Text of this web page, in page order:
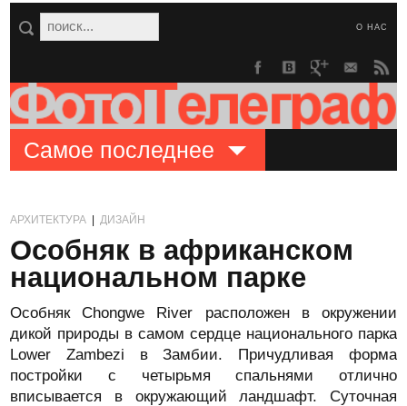
О НАС
Самое последнее
АРХИТЕКТУРА |ДИЗАЙН
Особняк в африканском
национальном парке
Особняк Chongwe River расположен в окружении
дикой природы в самом сердце национального парка
Lower Zambezi в Замбии. Причудливая форма
постройки с четырьмя спальнями отлично
вписывается в окружающий ландшафт. Суточная